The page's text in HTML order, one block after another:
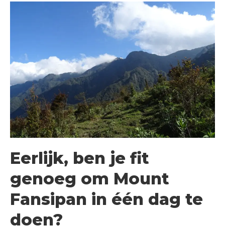
Eerlijk, ben je fit
genoeg om Mount
Fansipan in één dag te
doen?